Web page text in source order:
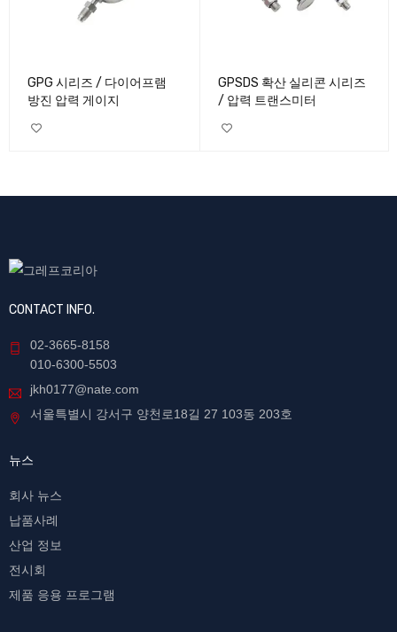
GPG 시리즈 / 다이어프램
방진 압력 게이지
GPSDS 확산 실리콘 시리즈
/ 압력 트랜스미터
CONTACT INFO.
02-3665-8158
010-6300-5503
jkh0177@nate.com
서울특별시 강서구 양천로18길 27 103동 203호
뉴스
회사 뉴스
납품사례
산업 정보
전시회
제품 응용 프로그램